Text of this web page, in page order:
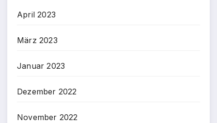
April 2023
März 2023
Januar 2023
Dezember 2022
November 2022